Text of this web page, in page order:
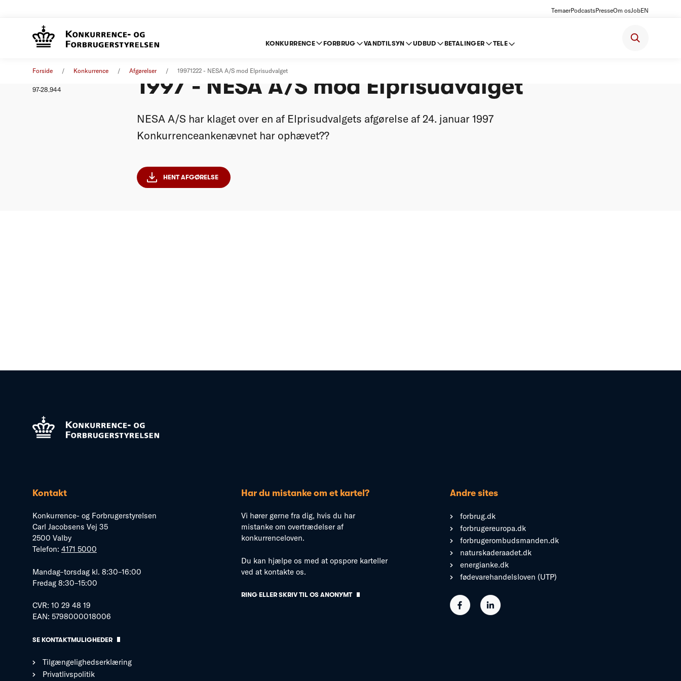
TemaerPodcastsPresseOm osJobEN
KONKURRENCE FORBRUG VANDTILSYN UDBUD BETALINGER TELE
Forside Konkurrence Afgørelser 19971222 - NESA A/S mod Elprisudvalget
97-28.944
1997 - NESA A/S mod Elprisudvalget
NESA A/S har klaget over en af Elprisudvalgets afgørelse af 24. januar 1997
Konkurrenceankenævnet har ophævet??
HENT AFGØRELSE
Kontakt
Konkurrence- og Forbrugerstyrelsen
Carl Jacobsens Vej 35
2500 Valby
Telefon: 4171 5000
Mandag–torsdag kl. 8:30–16:00
Fredag 8:30–15:00
CVR: 10 29 48 19
EAN: 5798000018006
SE KONTAKTMULIGHEDER
Tilgængelighedserklæring
Privatlivspolitik
Har du mistanke om et kartel?
Vi hører gerne fra dig, hvis du har
mistanke om overtrædelser af
konkurrenceloven.
Du kan hjælpe os med at opspore karteller
ved at kontakte os.
RING ELLER SKRIV TIL OS ANONYMT
Andre sites
forbrug.dk
forbrugereuropa.dk
forbrugerombudsmanden.dk
naturskaderaadet.dk
energianke.dk
fødevarehandelsloven (UTP)